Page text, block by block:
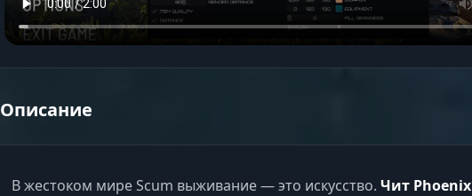
Описание
В жестоком мире Scum выживание — это искусство. Чит Phoenix